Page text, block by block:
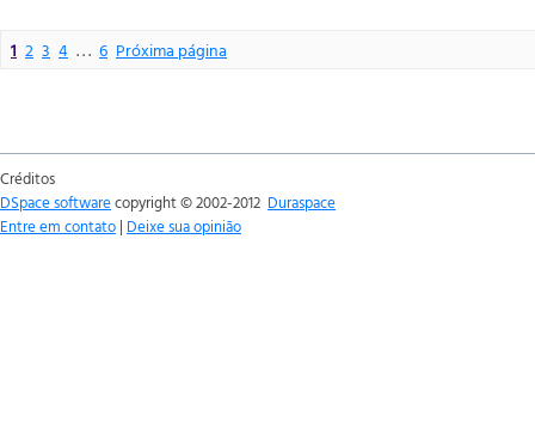
1 2 3 4 . . . 6 Próxima página
Créditos
DSpace softwarecopyright © 2002-2012 Duraspace
Entre em contato | Deixe sua opinião